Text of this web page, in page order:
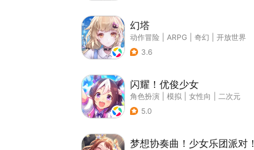
幻塔
动作冒险 ARPG 奇幻
开放世界
3.6
闪耀！优俊少女
角色扮演 模拟 女性向
二次元
5.0
梦想协奏曲！少女乐团派对！